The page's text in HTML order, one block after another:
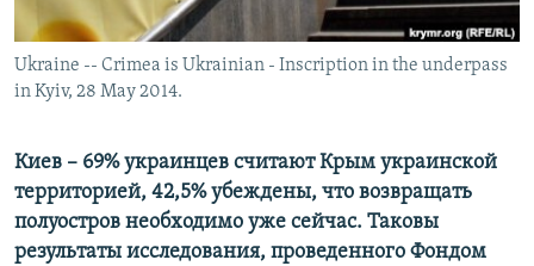
УКРАИНСКАЯ ПРОБЛЕМА КРЫМА
Все сайты RFE/RL
Ukraine -- Crimea is Ukrainian - Inscription in the underpass
in Kyiv, 28 May 2014.
Киев – 69% украинцев считают Крым украинской
территорией, 42,5% убеждены, что возвращать
полуостров необходимо уже сейчас. Таковы
результаты исследования, проведенного Фондом